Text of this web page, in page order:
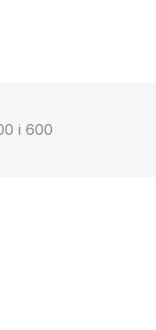
i 600